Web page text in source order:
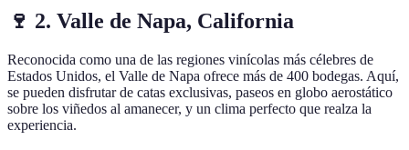
🍷 2. Valle de Napa, California
Reconocida como una de las regiones vinícolas más célebres de
Estados Unidos, el Valle de Napa ofrece más de 400 bodegas. Aquí,
se pueden disfrutar de catas exclusivas, paseos en globo aerostático
sobre los viñedos al amanecer, y un clima perfecto que realza la
experiencia.